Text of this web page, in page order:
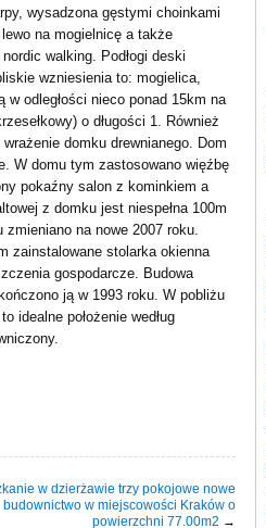
wysadzona gęstymi choinkami
na mogielnicę a także
walking. Podłogi deski
wzniesienia to: mogielica,
odległości nieco ponad 15km na
o długości 1. Również
domku drewnianego. Dom
W domu tym zastosowano więźbę
pokaźny salon z kominkiem a
z domku jest niespełna 100m
na nowe 2007 roku.
zainstalowane stolarka okienna
gospodarcze. Budowa
ją w 1993 roku. W pobliżu
idealne położenie według
w dzierżawie trzy pokojowe nowe
budownictwo w miejscowości Kraków o
powierzchni 77.00m2 →